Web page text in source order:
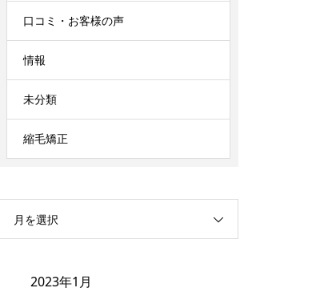
口コミ・お客様の声
情報
未分類
縮毛矯正
月を選択
2023年1月